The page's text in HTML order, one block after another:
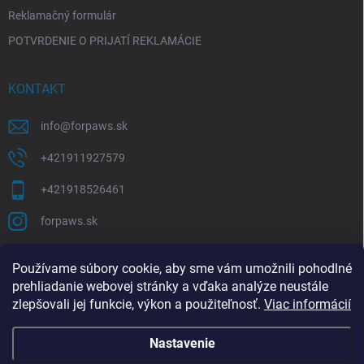
Používame súbory cookie, aby sme vám umožnili pohodlné
prehliadanie webovej stránky a vďaka analýze neustále
zlepšovali jej funkcie, výkon a použiteľnosť. Viac informácií
Nastavenie
Reklamačný formulár
POTVRDENIE O PRIJATÍ REKLAMÁCIE
KONTAKT
info@forpaws.sk
+421911927579
+421918526461
forpaws.sk
PRIJÍMAME ONLINE PLATBY